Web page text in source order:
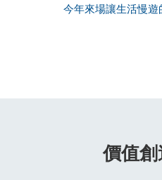
今年來場讓生活慢遊
價值